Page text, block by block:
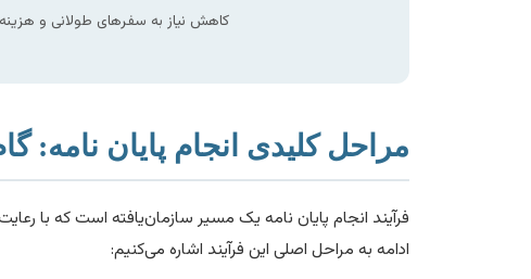
کاهش نیاز به سفرهای طولانی و
مراحل کلیدی انجام پایان نامه:
فرآیند انجام پایان نامه یک مسیر سازمان‌یافته است که با
ادامه به مراحل اصلی این فرآیند اشاره می‌کنیم: